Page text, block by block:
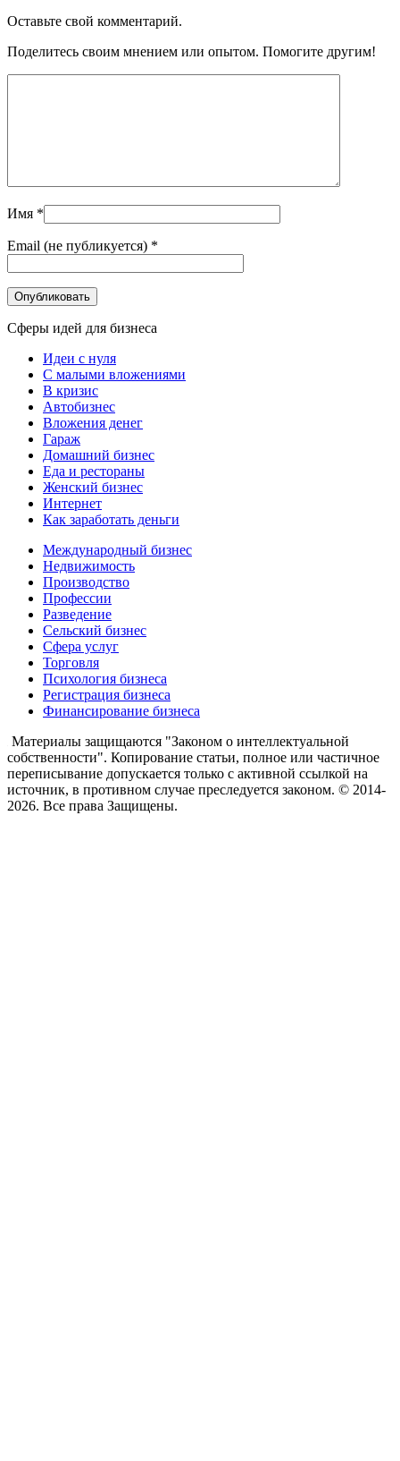
Оставьте свой комментарий.
Поделитесь своим мнением или опытом. Помогите другим!
Имя *
Email (не публикуется) *
Сферы идей для бизнеса
Идеи с нуля
С малыми вложениями
В кризис
Автобизнес
Вложения денег
Гараж
Домашний бизнес
Еда и рестораны
Женский бизнес
Интернет
Как заработать деньги
Международный бизнес
Недвижимость
Производство
Профессии
Разведение
Сельский бизнес
Сфера услуг
Торговля
Психология бизнеса
Регистрация бизнеса
Финансирование бизнеса
Материалы защищаются "Законом о интеллектуальной
собственности". Копирование статьи, полное или частичное
переписывание допускается только с активной ссылкой на
источник, в противном случае преследуется законом. © 2014-
2026. Все права Защищены.